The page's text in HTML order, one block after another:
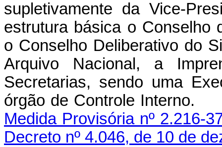
supletivamente da Vice-
estrutura básica o Conselho
o Conselho Deliberativo do
Arquivo Nacional, a
Secretarias, sendo uma
órgão de
Medida Provisória nº 2.216-
Decreto nº 4.046, de 10 de